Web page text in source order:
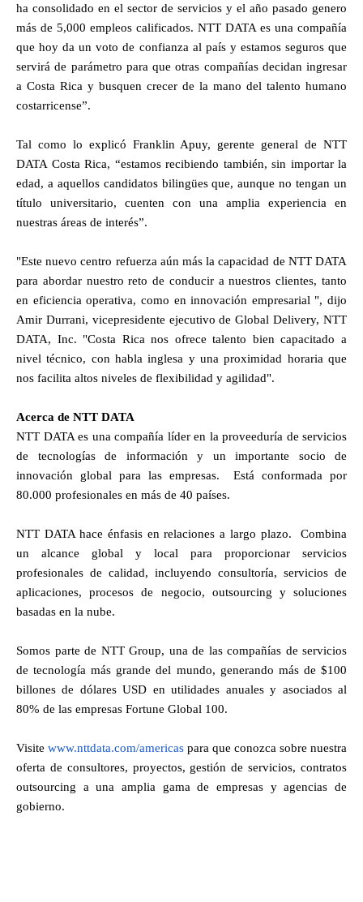
ha consolidado en el sector de servicios y el año pasado genero
más de 5,000 empleos calificados. NTT DATA es una compañía
que hoy da un voto de confianza al país y estamos seguros que
servirá de parámetro para que otras compañías decidan ingresar
a Costa Rica y busquen crecer de la mano del talento humano
costarricense”.
Tal como lo explicó Franklin Apuy, gerente general de NTT
DATA Costa Rica, “estamos recibiendo también, sin importar la
edad, a aquellos candidatos bilingües que, aunque no tengan un
título universitario, cuenten con una amplia experiencia en
nuestras áreas de interés”.
"Este nuevo centro refuerza aún más la capacidad de NTT DATA
para abordar nuestro reto de conducir a nuestros clientes, tanto
en eficiencia operativa, como en innovación empresarial ", dijo
Amir Durrani, vicepresidente ejecutivo de Global Delivery, NTT
DATA, Inc. "Costa Rica nos ofrece talento bien capacitado a
nivel técnico, con habla inglesa y una proximidad horaria que
nos facilita altos niveles de flexibilidad y agilidad".
Acerca de NTT DATA
NTT DATA es una compañía líder en la proveeduría de servicios
de tecnologías de información y un importante socio de
innovación global para las empresas. Está conformada por
80.000 profesionales en más de 40 países.
NTT DATA hace énfasis en relaciones a largo plazo. Combina
un alcance global y local para proporcionar servicios
profesionales de calidad, incluyendo consultoría, servicios de
aplicaciones, procesos de negocio, outsourcing y soluciones
basadas en la nube.
Somos parte de NTT Group, una de las compañías de servicios
de tecnología más grande del mundo, generando más de $100
billones de dólares USD en utilidades anuales y asociados al
80% de las empresas Fortune Global 100.
Visite www.nttdata.com/americas para que conozca sobre nuestra
oferta de consultores, proyectos, gestión de servicios, contratos
outsourcing a una amplia gama de empresas y agencias de
gobierno.